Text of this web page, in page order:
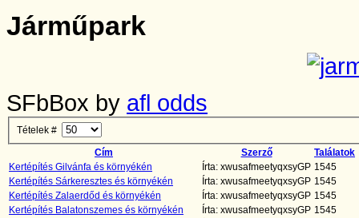
Járműpark
SFbBox by afl odds
Tételek #
Cím Szerző
Találatok
Kertépítés Gilvánfa és környékén
Írta: xwusafmeetyqxsyGP 1545
Kertépítés Sárkeresztes és környékén
Írta: xwusafmeetyqxsyGP 1545
Kertépítés Zalaerdőd és környékén
Írta: xwusafmeetyqxsyGP 1545
Kertépítés Balatonszemes és környékén
Írta: xwusafmeetyqxsyGP 1545